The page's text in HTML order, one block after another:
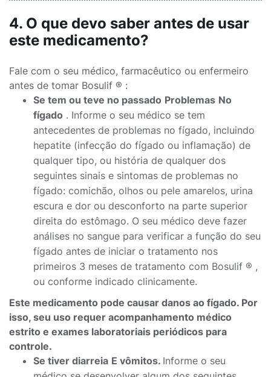
4. O que devo saber antes de usar
este medicamento?
Fale com o seu médico, farmacêutico ou enfermeiro
antes de tomar Bosulif ® :
Se tem ou teve no passado Problemas No
fígado . Informe o seu médico se tem
antecedentes de problemas no fígado, incluindo
hepatite (infecção do fígado ou inflamação) de
qualquer tipo, ou história de qualquer dos
seguintes sinais e sintomas de problemas no
fígado: comichão, olhos ou pele amarelos, urina
escura e dor ou desconforto na parte superior
direita do estômago. O seu médico deve fazer
análises no sangue para verificar a função do seu
fígado antes de iniciar o tratamento nos
primeiros 3 meses de tratamento com Bosulif ® ,
ou conforme indicado clinicamente.
Este medicamento pode causar danos ao fígado. Por
isso, seu uso requer acompanhamento médico
estrito e exames laboratoriais periódicos para
controle.
Se tiver diarreia E vômitos. Informe o seu